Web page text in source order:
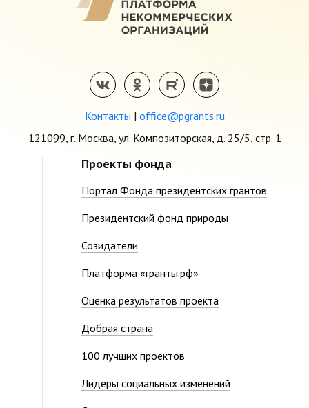
Контакты | office@pgrants.ru
121099, г. Москва, ул. Композиторская, д. 25/5, стр. 1
Проекты фонда
Портал Фонда президентских грантов
Президентский фонд природы
Созидатели
Платформа «гранты.рф»
Оценка результатов проекта
Добрая страна
100 лучших проектов
Лидеры социальных изменений